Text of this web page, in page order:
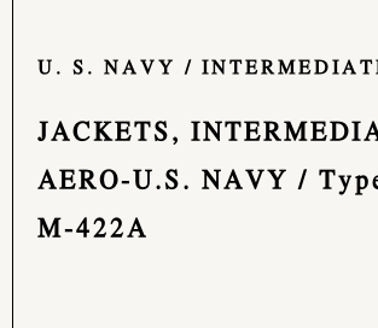
U. S. NAVY /
JACKETS,
AERO-U.S. NAVY /
M-422A